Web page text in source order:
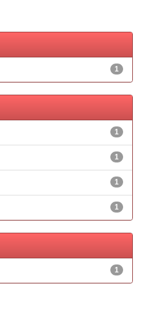
1
1
1
1
1
1